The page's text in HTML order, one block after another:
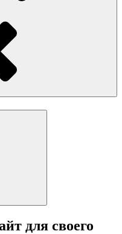
для своего